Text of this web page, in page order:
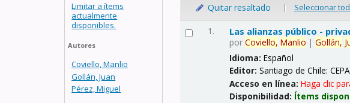
Limitar a ítems
actualmente
disponibles.
Autores
Coviello, Manlio
Gollán, Juan
Pérez, Miguel
Quitar resaltado | Seleccionar
1. Las alianzas público -
porCoviello, Manlio |Gollán,
Idioma:Español
Editor:Santiago de Chile:
Acceso en línea:Haga clic
Disponibilidad: Ítems